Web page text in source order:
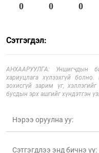
0 0 0
Сэтгэгдэл:
АНХААРУУЛГА: Уншигчдын
хариуцлага хүлээхгүй
зохисгүй зарим үг,
бусдын эрх ашгийг хүндэтгэн